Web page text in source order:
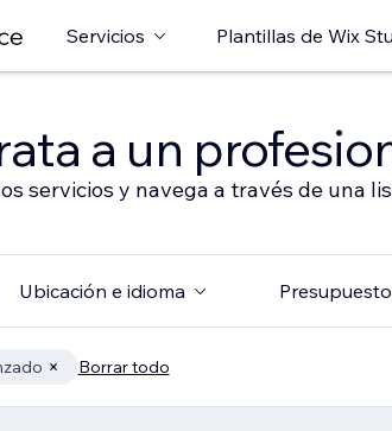
Servicios Plantillas de Wix
a un
servicios y navega a través de una
Ubicación e idioma Presupuesto
Borrar todo